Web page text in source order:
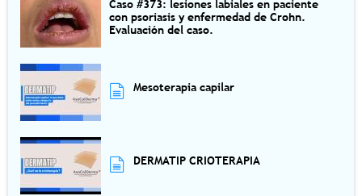
Caso #373: lesiones labiales en paciente
con psoriasis y enfermedad de Crohn.
Evaluación del caso.
Mesoterapia capilar
DERMATIP CRIOTERAPIA